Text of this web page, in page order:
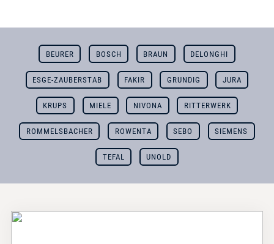
BEURER BOSCH BRAUN DELONGHI
ESGE-ZAUBERSTAB FAKIR GRUNDIG JURA
KRUPS MIELE NIVONA RITTERWERK
ROMMELSBACHER ROWENTA SEBO SIEMENS
TEFAL UNOLD